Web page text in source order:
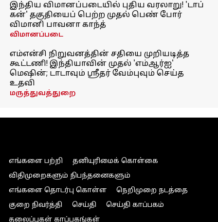
இந்திய விமானப்படையில் புதிய வரலாறு! 'டாப்
கன்' தகுதியைப் பெற்ற முதல் பெண் போர்
விமானி பாவனா காந்த்
விமானப்படை
எம்என்சி நிறுவனத்தின் சதியை முறியடித்த
கூட்டணி! இந்தியாவின் முதல் 'எம்ஆர்ஐ'
மெஷின்; டாடாவும் ஸ்ரீதர் வேம்புவும் செய்த
உதவி
மருத்துவத்துறை
எங்களை பற்றி
தனியுரிமைக் கொள்கை
விதிமுறைகளும் நிபந்தனைகளும்
எங்களை தொடர்பு கொள்ள
நெறிமுறை நடத்தை
குறை நிவர்த்தி
செய்தி
செய்தி காப்பகம்
தலைப்புகள் காப்பகங்கள்